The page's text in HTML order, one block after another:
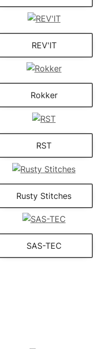
REV'IT
Rokker
RST
Rusty Stitches
SAS-TEC